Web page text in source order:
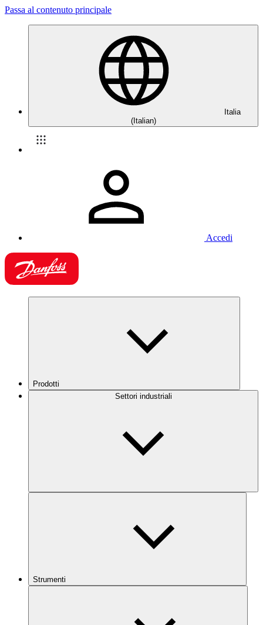
Passa al contenuto principale
Italia
(Italian)
Accedi
Prodotti
Settori industriali
Strumenti